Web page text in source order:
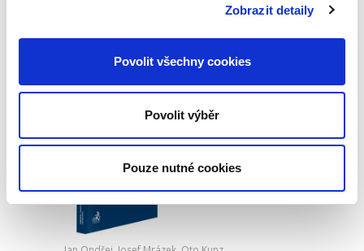
Zobrazit detaily
Povolit všechny cookies
Povolit výběr
Pouze nutné cookies
Evropské unie. Jejím cílem je na relativně malém
fungování tohoto...
mezinárodního
vydání
2. VYDÁNÍ